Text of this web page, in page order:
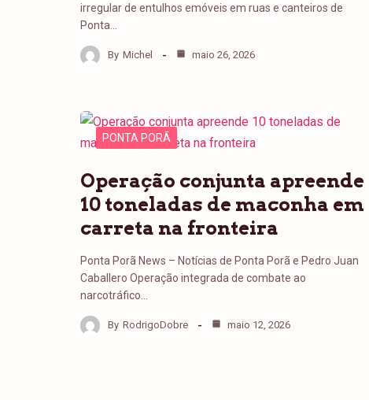
irregular de entulhos emóveis em ruas e canteiros de
Ponta…
By Michel maio 26, 2026
PONTA PORÃ
Operação conjunta apreende
10 toneladas de maconha em
carreta na fronteira
Ponta Porã News – Notícias de Ponta Porã e Pedro Juan
Caballero Operação integrada de combate ao
narcotráfico…
By RodrigoDobre maio 12, 2026